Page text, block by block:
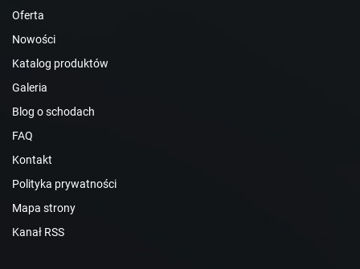
Oferta
Nowości
Katalog produktów
Galeria
Blog o schodach
FAQ
Kontakt
Polityka prywatności
Mapa strony
Kanał RSS